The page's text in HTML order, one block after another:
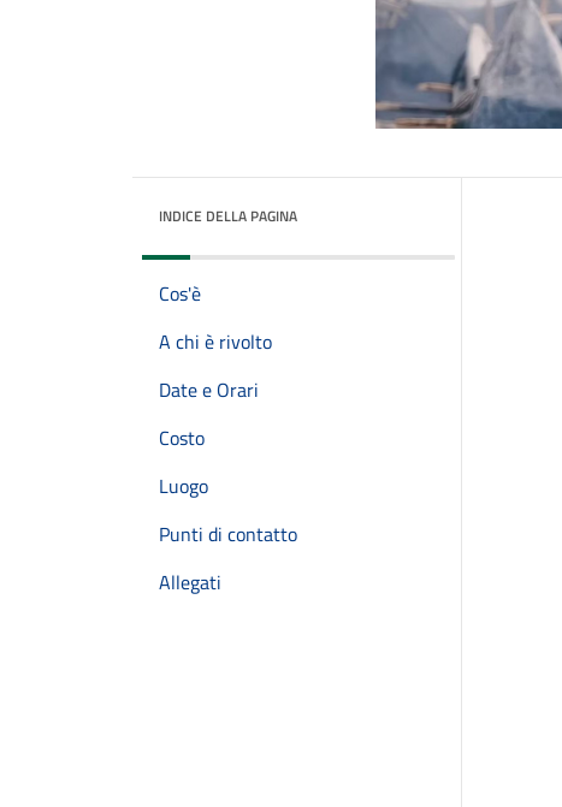
INDICE DELLA PAGINA
Cos'è
A chi è rivolto
Date e Orari
Costo
Luogo
Punti di contatto
Allegati